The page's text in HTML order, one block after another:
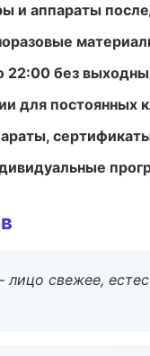
и аппараты
22:00 без
для постоянных
свежее,